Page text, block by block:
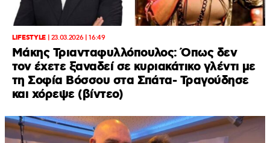
LIFESTYLE| 23.03.2026 | 16:49
Μάκης Τριανταφυλλόπουλος: Όπως δεν
τον έχετε ξαναδεί σε κυριακάτικο γλέντι με
τη Σοφία Βόσσου στα Σπάτα- Τραγούδησε
και χόρεψε (βίντεο)